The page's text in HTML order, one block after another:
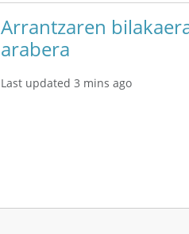
Arrantzaren
arabera
Last updated 3 mins ago